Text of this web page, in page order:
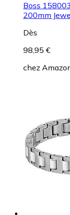
Boss
200mm
Dès
98,95 €
chez